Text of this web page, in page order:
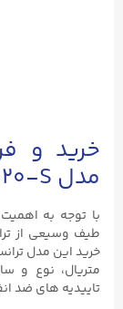
خرید و
مدل IS-۲۰-S
با توجه به
طیف وسیعی از
خرید این مدل
متریال، نوع و
تاییدیه های ضد